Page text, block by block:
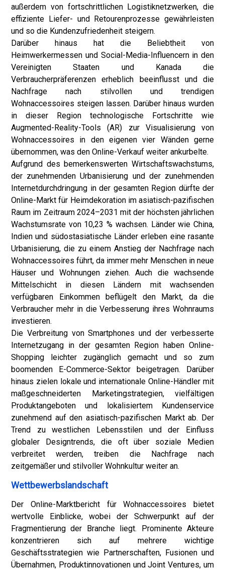
außerdem von fortschrittlichen Logistiknetzwerken, die
effiziente Liefer- und Retourenprozesse gewährleisten
und so die Kundenzufriedenheit steigern.
Darüber hinaus hat die Beliebtheit von
Heimwerkermessen und Social-Media-Influencern in den
Vereinigten Staaten und Kanada die
Verbraucherpräferenzen erheblich beeinflusst und die
Nachfrage nach stilvollen und trendigen
Wohnaccessoires steigen lassen. Darüber hinaus wurden
in dieser Region technologische Fortschritte wie
Augmented-Reality-Tools (AR) zur Visualisierung von
Wohnaccessoires in den eigenen vier Wänden gerne
übernommen, was den Online-Verkauf weiter ankurbelte.
Aufgrund des bemerkenswerten Wirtschaftswachstums,
der zunehmenden Urbanisierung und der zunehmenden
Internetdurchdringung in der gesamten Region dürfte der
Online-Markt für Heimdekoration im asiatisch-pazifischen
Raum im Zeitraum 2024–2031 mit der höchsten jährlichen
Wachstumsrate von 10,23 % wachsen. Länder wie China,
Indien und südostasiatische Länder erleben eine rasante
Urbanisierung, die zu einem Anstieg der Nachfrage nach
Wohnaccessoires führt, da immer mehr Menschen in neue
Häuser und Wohnungen ziehen. Auch die wachsende
Mittelschicht in diesen Ländern mit wachsenden
verfügbaren Einkommen beflügelt den Markt, da die
Verbraucher mehr in die Verbesserung ihres Wohnraums
investieren.
Die Verbreitung von Smartphones und der verbesserte
Internetzugang in der gesamten Region haben Online-
Shopping leichter zugänglich gemacht und so zum
boomenden E-Commerce-Sektor beigetragen. Darüber
hinaus zielen lokale und internationale Online-Händler mit
maßgeschneiderten Marketingstrategien, vielfältigen
Produktangeboten und lokalisiertem Kundenservice
zunehmend auf den asiatisch-pazifischen Markt ab. Der
Trend zu westlichen Lebensstilen und der Einfluss
globaler Designtrends, die oft über soziale Medien
verbreitet werden, treiben die Nachfrage nach
zeitgemäßer und stilvoller Wohnkultur weiter an.
Wettbewerbslandschaft
Der Online-Marktbericht für Wohnaccessoires bietet
wertvolle Einblicke, wobei der Schwerpunkt auf der
Fragmentierung der Branche liegt. Prominente Akteure
konzentrieren sich auf mehrere wichtige
Geschäftsstrategien wie Partnerschaften, Fusionen und
Übernahmen, Produktinnovationen und Joint Ventures, um